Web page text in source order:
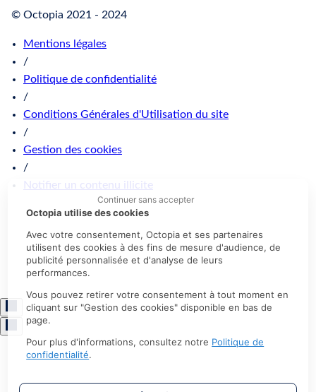
© Octopia 2021 - 2024
Mentions légales
/
Politique de confidentialité
/
Conditions Générales d'Utilisation du site
/
Gestion des cookies
/
Notifier un contenu illicite
Octopia utilise des cookies
Avec votre consentement, Octopia et ses partenaires
utilisent des cookies à des fins de mesure d'audience, de
publicité personnalisée et d'analyse de leurs
performances.
Vous pouvez retirer votre consentement à tout moment en
cliquant sur "Gestion des cookies" disponible en bas de
page.
Pour plus d'informations, consultez notre Politique de
confidentialité.
Continuer sans accepter